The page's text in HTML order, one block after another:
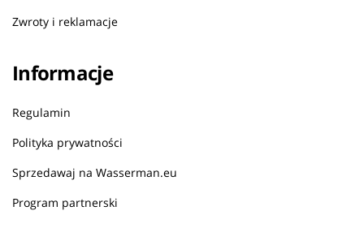
Zwroty i reklamacje
Informacje
Regulamin
Polityka prywatności
Sprzedawaj na Wasserman.eu
Program partnerski